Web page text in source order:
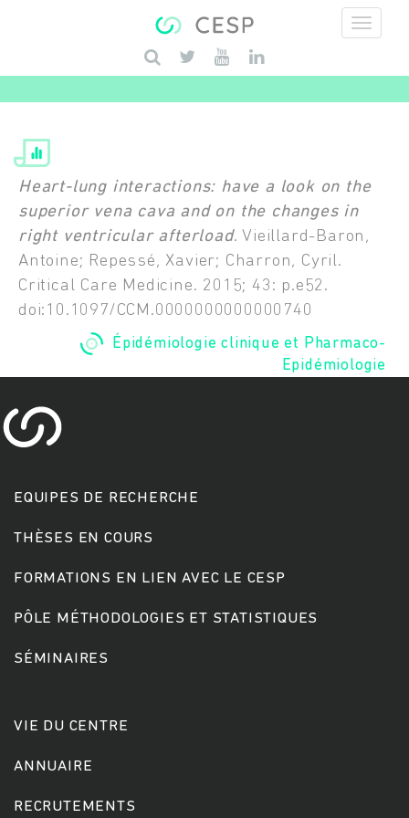
Saisissez vos mots-clés
Rechercher
Heart-lung interactions: have a look on the
superior vena cava and on the changes in
right ventricular afterload. Vieillard-Baron,
Antoine; Repessé, Xavier; Charron, Cyril.
Critical Care Medicine. 2015; 43: p.e52.
doi:10.1097/CCM.0000000000000740
Épidémiologie clinique et Pharmaco-
Epidémiologie
EQUIPES DE RECHERCHE
THÈSES EN COURS
FORMATIONS EN LIEN AVEC LE CESP
PÔLE MÉTHODOLOGIES ET STATISTIQUES
SÉMINAIRES
VIE DU CENTRE
ANNUAIRE
RECRUTEMENTS